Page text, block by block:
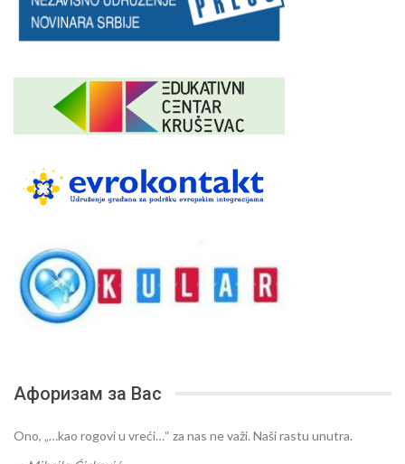
Афоризам за Вас
Ono, „…kao rogovi u vreći…“ za nas ne važi. Naši rastu unutra.